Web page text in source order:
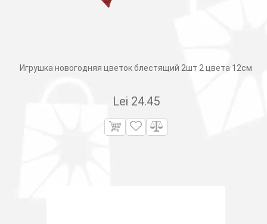
Игрушка новогодняя цветок блестящий 2шт 2 цвета 12см
Lei 24.45